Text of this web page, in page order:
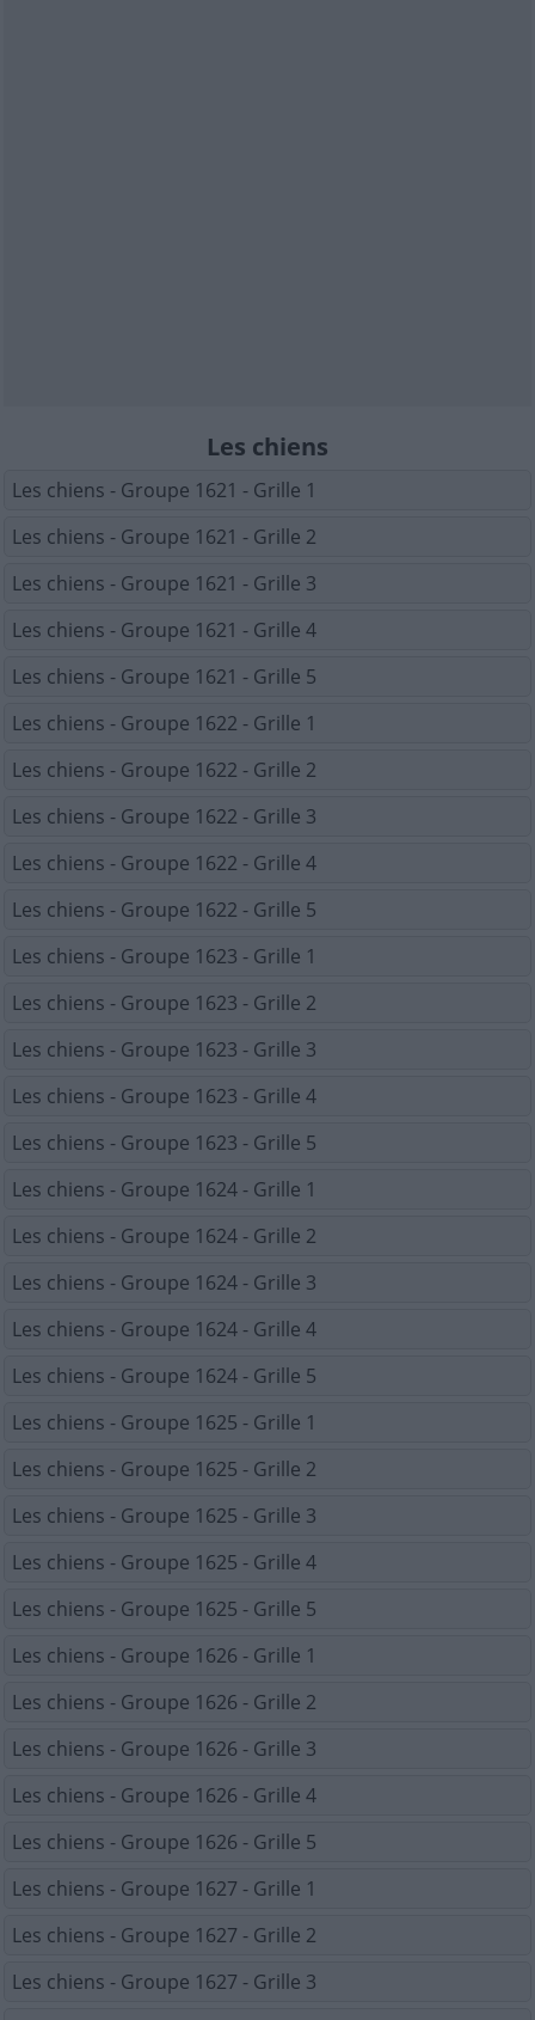
Les chiens
Les chiens - Groupe 1621 - Grille 1
Les chiens - Groupe 1621 - Grille 2
Les chiens - Groupe 1621 - Grille 3
Les chiens - Groupe 1621 - Grille 4
Les chiens - Groupe 1621 - Grille 5
Les chiens - Groupe 1622 - Grille 1
Les chiens - Groupe 1622 - Grille 2
Les chiens - Groupe 1622 - Grille 3
Les chiens - Groupe 1622 - Grille 4
Les chiens - Groupe 1622 - Grille 5
Les chiens - Groupe 1623 - Grille 1
Les chiens - Groupe 1623 - Grille 2
Les chiens - Groupe 1623 - Grille 3
Les chiens - Groupe 1623 - Grille 4
Les chiens - Groupe 1623 - Grille 5
Les chiens - Groupe 1624 - Grille 1
Les chiens - Groupe 1624 - Grille 2
Les chiens - Groupe 1624 - Grille 3
Les chiens - Groupe 1624 - Grille 4
Les chiens - Groupe 1624 - Grille 5
Les chiens - Groupe 1625 - Grille 1
Les chiens - Groupe 1625 - Grille 2
Les chiens - Groupe 1625 - Grille 3
Les chiens - Groupe 1625 - Grille 4
Les chiens - Groupe 1625 - Grille 5
Les chiens - Groupe 1626 - Grille 1
Les chiens - Groupe 1626 - Grille 2
Les chiens - Groupe 1626 - Grille 3
Les chiens - Groupe 1626 - Grille 4
Les chiens - Groupe 1626 - Grille 5
Les chiens - Groupe 1627 - Grille 1
Les chiens - Groupe 1627 - Grille 2
Les chiens - Groupe 1627 - Grille 3